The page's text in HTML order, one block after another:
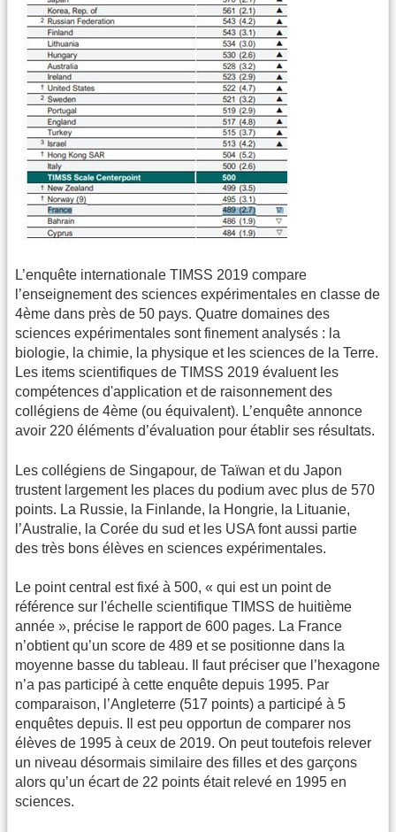
L’enquête internationale TIMSS 2019 compare
l’enseignement des sciences expérimentales en classe de
4ème dans près de 50 pays. Quatre domaines des
sciences expérimentales sont finement analysés : la
biologie, la chimie, la physique et les sciences de la Terre.
Les items scientifiques de TIMSS 2019 évaluent les
compétences d'application et de raisonnement des
collégiens de 4ème (ou équivalent). L’enquête annonce
avoir 220 éléments d’évaluation pour établir ses résultats.
Les collégiens de Singapour, de Taïwan et du Japon
trustent largement les places du podium avec plus de 570
points. La Russie, la Finlande, la Hongrie, la Lituanie,
l’Australie, la Corée du sud et les USA font aussi partie
des très bons élèves en sciences expérimentales.
Le point central est fixé à 500, « qui est un point de
référence sur l'échelle scientifique TIMSS de huitième
année », précise le rapport de 600 pages. La France
n’obtient qu’un score de 489 et se positionne dans la
moyenne basse du tableau. Il faut préciser que l’hexagone
n’a pas participé à cette enquête depuis 1995. Par
comparaison, l’Angleterre (517 points) a participé à 5
enquêtes depuis. Il est peu opportun de comparer nos
élèves de 1995 à ceux de 2019. On peut toutefois relever
un niveau désormais similaire des filles et des garçons
alors qu’un écart de 22 points était relevé en 1995 en
sciences.